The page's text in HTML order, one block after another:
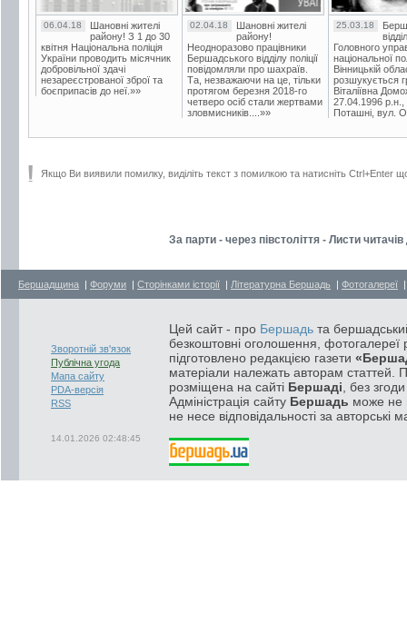
06.04.18
Шановні жителі
району! З 1 до 30
квітня Національна поліція
України проводить місячник
добровільної здачі
незареєстрованої зброї та
боєприпасів до неї.»»
02.04.18
Шановні жителі
району!
Неодноразово працівники
Бершадського відділу поліції
повідомляли про шахраїв.
Та, незважаючи на це, тільки
протягом березня 2018-го
четверо осіб стали жертвами
зловмисників....»»
25.03.18
Головного
національної
Вінницькій
розшукується
Віталіївна
27.04.1996 р.н.,
Поташні, вул.
Якщо Ви виявили помилку, виділіть текст з помилкою та натисніть Ctrl+Enter
За парти - через півстоліття - Листи
Бершадщина | Форуми | Сторінками історії | Літературна Бершадь | Фотогалереї
Зворотній зв'язок
Публічна угода
Мапа сайту
PDA-версія
RSS
14.01.2026 02:48:45
Цей сайт - про Бершадь та
безкоштовні оголошення, фотогалереї
підготовлено редакцією газети
матеріали належать авторам статтей.
розміщена на сайті Бершаді , без
Адміністрація сайту Бершадь може не
не несе відповідальності за авторські